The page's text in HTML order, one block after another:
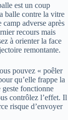
est un coup
balle contre la vitre
adverse après
recours mais
à orienter la face
remontante.
pouvez « poêler
qu’elle frappe la
geste fonctionne
contrôlez l’effet. Il
risque d’envoyer